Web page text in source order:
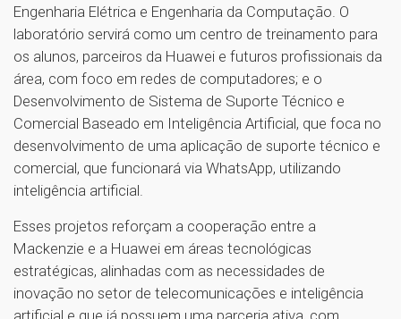
Engenharia Elétrica e Engenharia da Computação. O
laboratório servirá como um centro de treinamento para
os alunos, parceiros da Huawei e futuros profissionais da
área, com foco em redes de computadores; e o
Desenvolvimento de Sistema de Suporte Técnico e
Comercial Baseado em Inteligência Artificial, que foca no
desenvolvimento de uma aplicação de suporte técnico e
comercial, que funcionará via WhatsApp, utilizando
inteligência artificial.
Esses projetos reforçam a cooperação entre a
Mackenzie e a Huawei em áreas tecnológicas
estratégicas, alinhadas com as necessidades de
inovação no setor de telecomunicações e inteligência
artificial e que já possuem uma parceria ativa, com